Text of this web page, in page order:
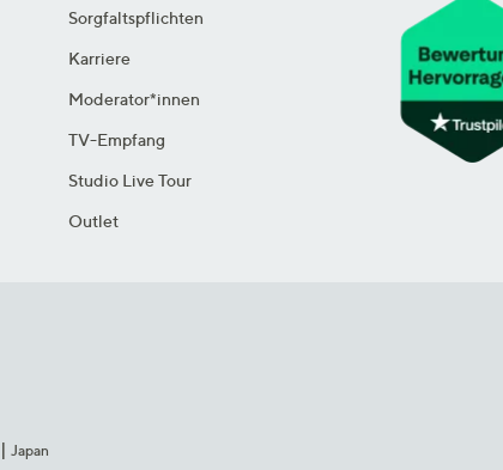
Sorgfaltspflichten
Karriere
Moderator*innen
TV-Empfang
Studio Live Tour
Outlet
Japan